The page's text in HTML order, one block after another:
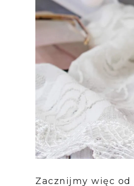
Zacznijmy więc od